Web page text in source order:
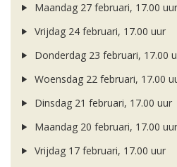
Maandag 27 februari, 17.00 uur
Vrijdag 24 februari, 17.00 uur
Donderdag 23 februari, 17.00
Woensdag 22 februari, 17.00
Dinsdag 21 februari, 17.00 uur
Maandag 20 februari, 17.00 uur
Vrijdag 17 februari, 17.00 uur